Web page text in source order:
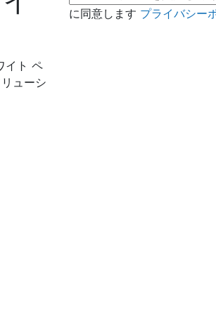
イト ペ
ューシ
に同意します プライバシー